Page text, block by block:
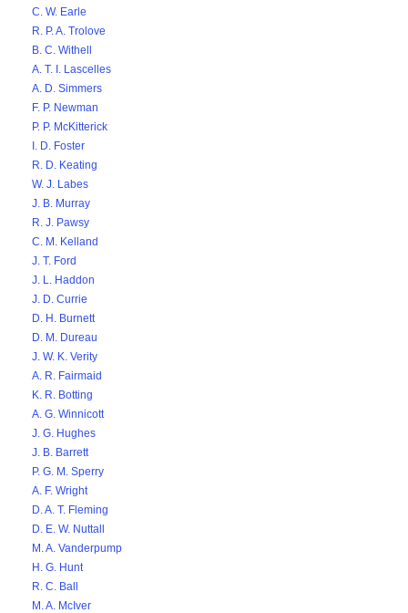
C. W. Earle
R. P. A. Trolove
B. C. Withell
A. T. I. Lascelles
A. D. Simmers
F. P. Newman
P. P. McKitterick
I. D. Foster
R. D. Keating
W. J. Labes
J. B. Murray
R. J. Pawsy
C. M. Kelland
J. T. Ford
J. L. Haddon
J. D. Currie
D. H. Burnett
D. M. Dureau
J. W. K. Verity
A. R. Fairmaid
K. R. Botting
A. G. Winnicott
J. G. Hughes
J. B. Barrett
P. G. M. Sperry
A. F. Wright
D. A. T. Fleming
D. E. W. Nuttall
M. A. Vanderpump
H. G. Hunt
R. C. Ball
M. A. McIver